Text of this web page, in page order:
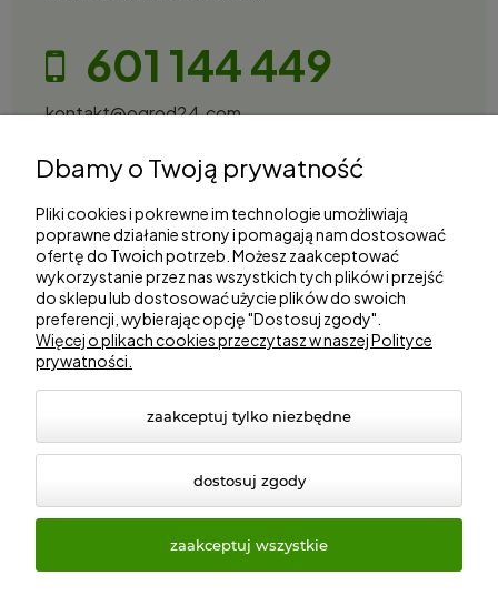
601 144 449
kontakt@ogrod24.com
Gorzowska 27, 66-530 Trzebicz
Zakupy
Informacje
Marki
© 2026 ogrod24.com. Wszelkie prawa zastrzeżone.
Dbamy o Twoją prywatność
Pliki cookies i pokrewne im technologie umożliwiają
poprawne działanie strony i pomagają nam dostosować
ofertę do Twoich potrzeb. Możesz zaakceptować
wykorzystanie przez nas wszystkich tych plików i przejść
do sklepu lub dostosować użycie plików do swoich
preferencji, wybierając opcję "Dostosuj zgody".
Więcej o plikach cookies przeczytasz w naszej Polityce
prywatności.
zaakceptuj tylko niezbędne
dostosuj zgody
zaakceptuj wszystkie